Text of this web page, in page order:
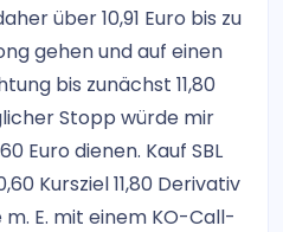
über 10,91 Euro bis zu
gehen und auf einen
bis zunächst 11,80
Stopp würde mir
Euro dienen. Kauf SBL
Kursziel 11,80 Derivativ
E. mit einem KO-Call-